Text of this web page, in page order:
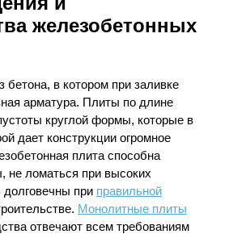
железобетонных
в котором при заливке
арматура. Плиты по длине
круглой формы, которые в
дает конструкции огромное
плита способна
не ломаться при высоких
долговечны при правильной
Монолитные плиты
отвечают всем требованиям